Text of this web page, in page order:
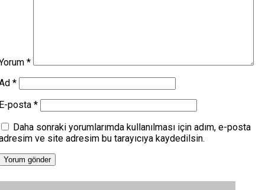
*
*
posta *
Daha sonraki yorumlarımda kullanılması için adım, e-posta
ve site adresim bu tarayıcıya kaydedilsin.